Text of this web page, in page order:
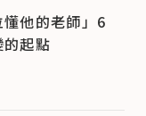
懂他的老師」6
起點